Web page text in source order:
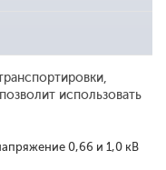
использовать
0,66 и 1,0 кВ